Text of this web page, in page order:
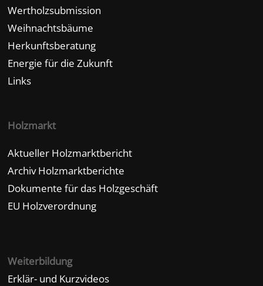
Wertholzsubmission
Weihnachtsbäume
Herkunftsberatung
Energie für die Zukunft
Links
Holzmarkt
Aktueller Holzmarktbericht
Archiv Holzmarktberichte
Dokumente für das Holzgeschäft
EU Holzverordnung
Weiterbildung
Erklär- und Kurzvideos